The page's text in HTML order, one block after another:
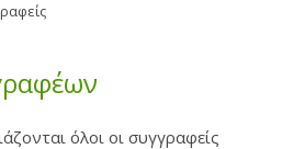
όλοι οι συγγραφείς